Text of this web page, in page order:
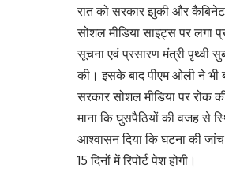
रात को सरकार झुकी और
सोशल मीडिया साइट्स पर लगा
सूचना एवं प्रसारण मंत्री पृथ्वी
की। इसके बाद पीएम ओली ने भी
सरकार सोशल मीडिया पर रोक
माना कि घुसपैठियों की वजह से
आश्वासन दिया कि घटना की
15 दिनों में रिपोर्ट पेश होगी।